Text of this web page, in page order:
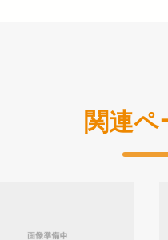
関連ペ